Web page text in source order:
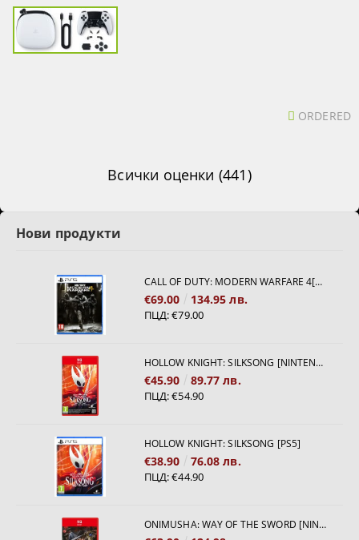
ORDERED
Всички оценки (441)
Нови продукти
CALL OF DUTY: MODERN WARFARE 4[PS5]
€69.00 134.95 лв.
ПЦД:€79.00
HOLLOW KNIGHT: SILKSONG [NINTENDO SWITCH 2]
€45.90 89.77 лв.
ПЦД:€54.90
HOLLOW KNIGHT: SILKSONG [PS5]
€38.90 76.08 лв.
ПЦД:€44.90
ONIMUSHA: WAY OF THE SWORD [NINTENDO SWITCH 2]